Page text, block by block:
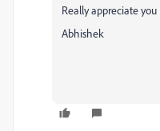
Really appreciate
Abhishek